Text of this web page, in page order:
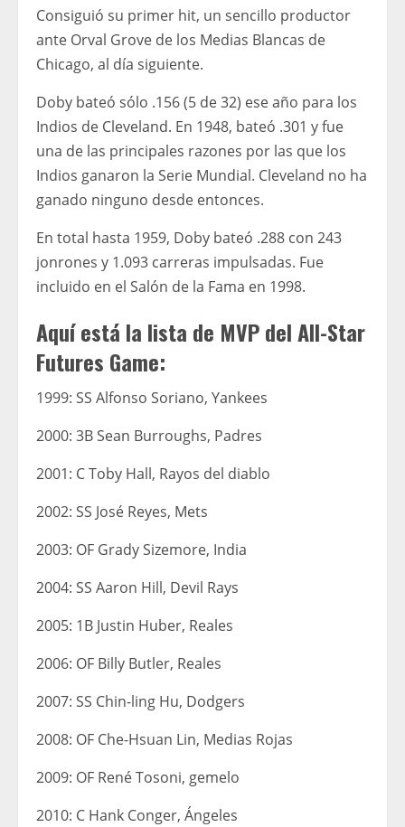
Consiguió su primer hit, un sencillo productor
ante Orval Grove de los Medias Blancas de
Chicago, al día siguiente.
Doby bateó sólo .156 (5 de 32) ese año para los
Indios de Cleveland. En 1948, bateó .301 y fue
una de las principales razones por las que los
Indios ganaron la Serie Mundial. Cleveland no ha
ganado ninguno desde entonces.
En total hasta 1959, Doby bateó .288 con 243
jonrones y 1.093 carreras impulsadas. Fue
incluido en el Salón de la Fama en 1998.
Aquí está la lista de MVP del All-Star
Futures Game:
1999: SS Alfonso Soriano, Yankees
2000: 3B Sean Burroughs, Padres
2001: C Toby Hall, Rayos del diablo
2002: SS José Reyes, Mets
2003: OF Grady Sizemore, India
2004: SS Aaron Hill, Devil Rays
2005: 1B Justin Huber, Reales
2006: OF Billy Butler, Reales
2007: SS Chin-ling Hu, Dodgers
2008: OF Che-Hsuan Lin, Medias Rojas
2009: OF René Tosoni, gemelo
2010: C Hank Conger, Ángeles